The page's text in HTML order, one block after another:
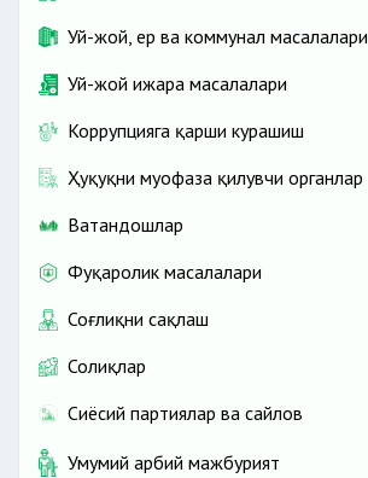
Уй-жой, ер ва коммунал масалалари
Уй-жой ижара масалалари
Коррупцияга қарши курашиш
Ҳуқуқни муҳофаза қилувчи органлар
Ватандошлар
Фуқаролик масалалари
Соғлиқни сақлаш
Солиқлар
Сиёсий партиялар ва сайлов
Умумий ҳарбий мажбурият